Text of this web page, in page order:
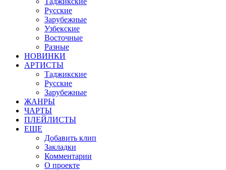
Русские
Зарубежные
Узбекские
Восточные
Разные
НОВИНКИ
АРТИСТЫ
Таджикские
Русские
Зарубежные
ЖАНРЫ
ЧАРТЫ
ПЛЕЙЛИСТЫ
ЕЩЕ
Добавить клип
Закладки
Комментарии
О проекте